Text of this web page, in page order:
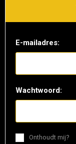
E-mailadres:
Wachtwoord:
Onthoudt mij?